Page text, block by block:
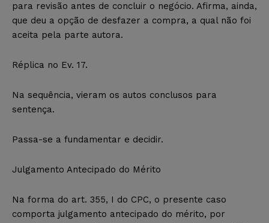
para revisão antes de concluir o negócio. Afirma, ainda,
que deu a opção de desfazer a compra, a qual não foi
aceita pela parte autora.
Réplica no Ev. 17.
Na sequência, vieram os autos conclusos para
sentença.
Passa-se a fundamentar e decidir.
Julgamento Antecipado do Mérito
Na forma do art. 355, I do CPC, o presente caso
comporta julgamento antecipado do mérito, por